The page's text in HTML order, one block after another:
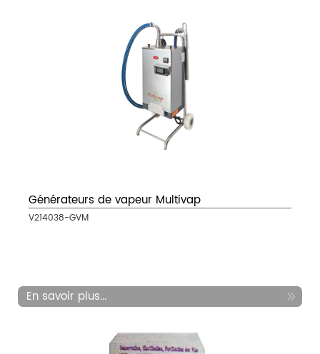
Générateurs de vapeur Multivap
V214038-GVM
En savoir plus...